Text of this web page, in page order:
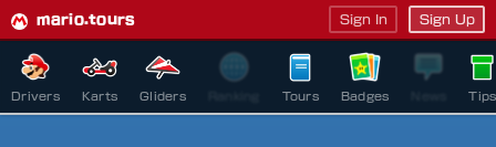
mario.tours Sign In Sign Up
Drivers Karts Gliders Tours Badges Tips